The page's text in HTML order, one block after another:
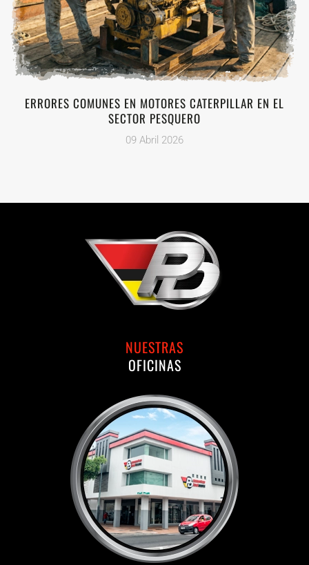
ERRORES COMUNES EN MOTORES CATERPILLAR EN EL
SECTOR PESQUERO
09 Abril 2026
NUESTRAS
OFICINAS